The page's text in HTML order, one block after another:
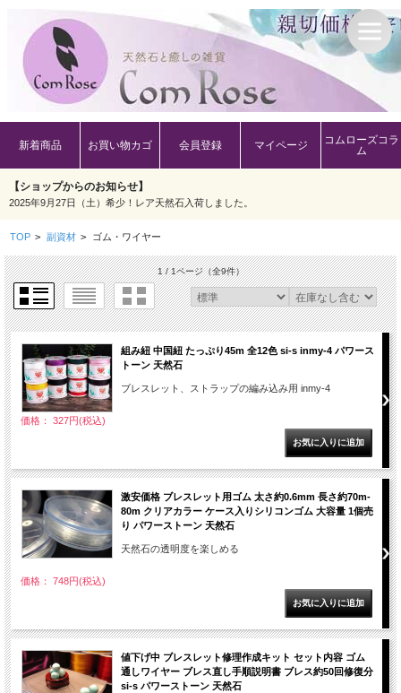
新着商品 お買い物カゴ 会員登録 マイページ
コムローズコラ
ム
【ショップからのお知らせ】
2025年9月27日（土）希少！レア天然石入荷しました。
TOP > 副資材 > ゴム・ワイヤー
1 / 1ページ（全9件）
組み紐 中国紐 たっぷり45m 全12色 si-s inmy-4 パワース
トーン 天然石
ブレスレット、ストラップの編み込み用 inmy-4
価格： 327円(税込)
激安価格 ブレスレット用ゴム 太さ約0.6mm 長さ約70m-
80m クリアカラー ケース入りシリコンゴム 大容量 1個売
り パワーストーン 天然石
天然石の透明度を楽しめる
価格： 748円(税込)
値下げ中 ブレスレット修理作成キット セット内容 ゴム
通しワイヤー ブレス直し手順説明書 ブレス約50回修復分
si-s パワーストーン 天然石